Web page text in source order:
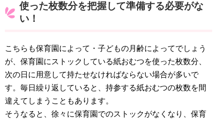
使った枚数分を把握して準備する必要がな
い！
こちらも保育園によって・子どもの月齢によってでしょう
が、保育園にストックしている紙おむつを使った枚数分、
次の日に用意して持たせなければならない場合が多いで
す。毎日繰り返していると、持参する紙おむつの枚数を間
違えてしまうこともあります。
そうなると、徐々に保育園でのストックがなくなり、保育